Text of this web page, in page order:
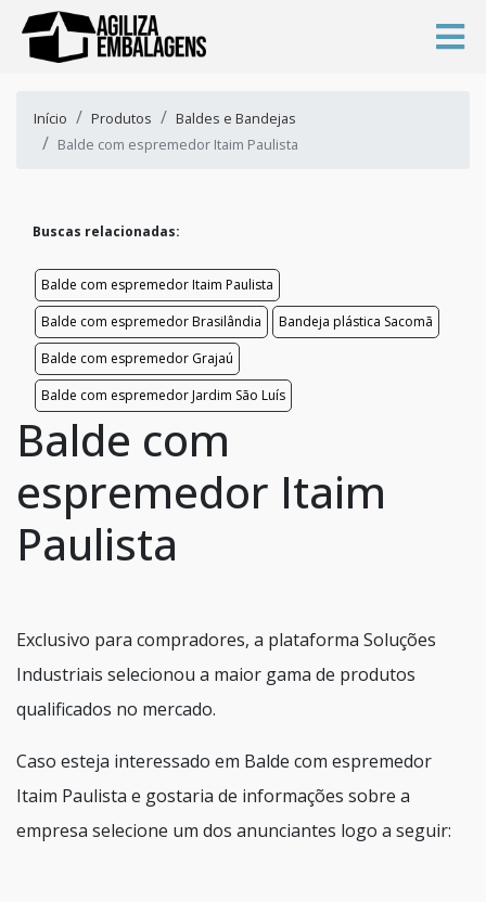
Início Produtos
Baldes e Bandejas
Balde com espremedor Itaim Paulista
Buscas relacionadas:
Balde com espremedor Itaim Paulista
Balde com espremedor Brasilândia
Bandeja plástica Sacomã
Balde com espremedor Grajaú
Balde com espremedor Jardim São Luís
Balde com
espremedor Itaim
Paulista
Exclusivo para compradores, a plataforma Soluções
Industriais selecionou a maior gama de produtos
qualificados no mercado.
Caso esteja interessado em Balde com espremedor
Itaim Paulista e gostaria de informações sobre a
empresa selecione um dos anunciantes logo a seguir: